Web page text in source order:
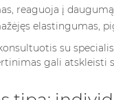
reaguoja į
elastingumas,
su
gali atskleisti